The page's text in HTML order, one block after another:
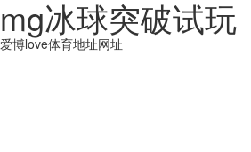
mg冰球突破试玩
爱博love体育地址网址